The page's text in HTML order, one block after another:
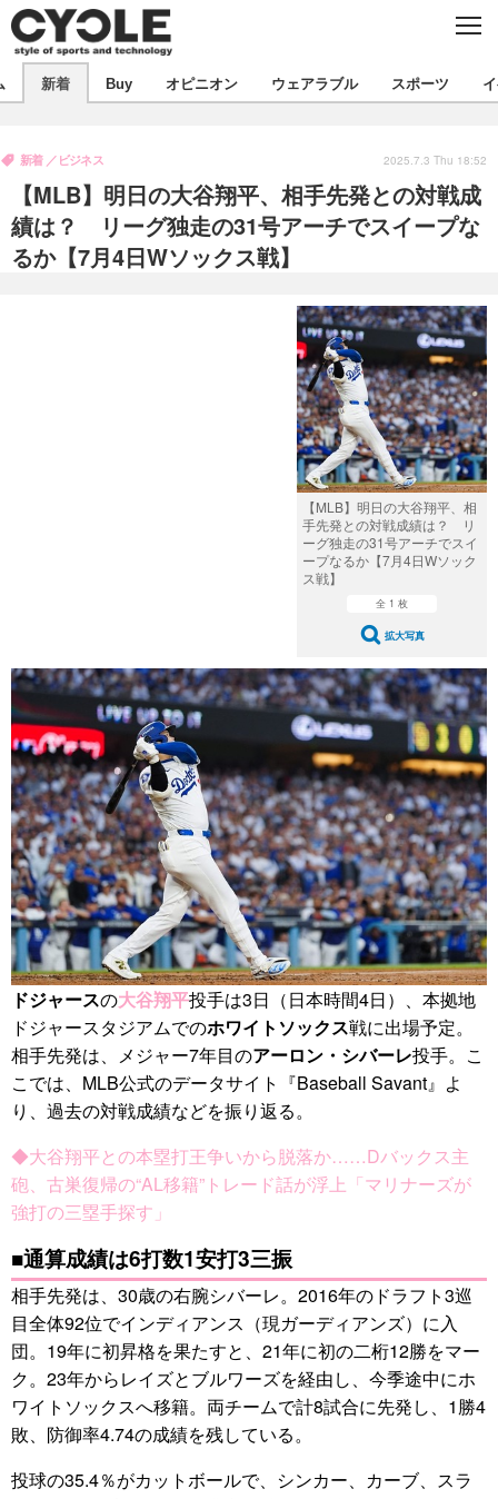
C
E
製品/用品
衣類
飲食
バックナンバー
コラム
インプレ
ボイス
デバイス
ビジネス
国内
海外
スポーツ
短信
写真
イベント
スポーツ
文化
出版／映画
ファッション
写真
政治
新着 Buy オピニオン ウェアラブル スポーツ
【MLB】明日の大谷翔平、相手先発との対戦成
績は？ リーグ独走の31号アーチでスイープな
るか【7月4日Wソックス戦】
新着 ビジネス 2025.7.3 Thu 18:52
【MLB】明日の大谷翔平、相
手先発との対戦成績は？ リ
ーグ独走の31号アーチでスイ
ープなるか【7月4日Wソック
ス戦】
全 1 枚
拡大写真
ドジャースの大谷翔平投手は3日（日本時間4日）、本拠地
ドジャースタジアムでのホワイトソックス戦に出場予定。
相手先発は、メジャー7年目のアーロン・シバーレ投手。こ
こでは、MLB公式のデータサイト『Baseball Savant』よ
り、過去の対戦成績などを振り返る。
◆大谷翔平との本塁打王争いから脱落か……Dバックス主
砲、古巣復帰の“AL移籍”トレード話が浮上「マリナーズが
強打の三塁手探す」
■通算成績は6打数1安打3三振
相手先発は、30歳の右腕シバーレ。2016年のドラフト3巡
目全体92位でインディアンス（現ガーディアンズ）に入
団。19年に初昇格を果たすと、21年に初の二桁12勝をマー
ク。23年からレイズとブルワーズを経由し、今季途中にホ
ワイトソックスへ移籍。両チームで計8試合に先発し、1勝4
敗、防御率4.74の成績を残している。
投球の35.4％がカットボールで、シンカー、カーブ、スラ